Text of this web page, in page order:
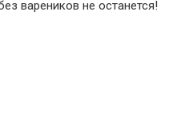
вареников не останется!